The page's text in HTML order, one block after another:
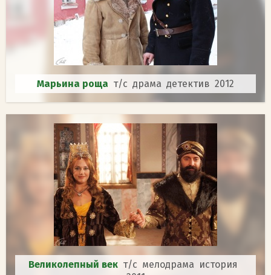
Марьина роща т/с драма детектив 2012
Великолепный век т/с мелодрама история